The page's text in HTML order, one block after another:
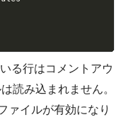
る行はコメントアウ
読み込まれません。
ァイルが有効になり